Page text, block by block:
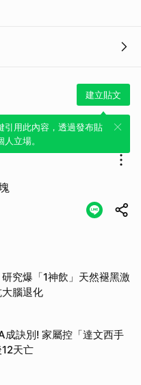
建立貼文
引用此內容，透過發布貼
立場。
究爆「1神飲」天然褪黑激
腦退化
成訣別! 家屬控「達文西手
天亡